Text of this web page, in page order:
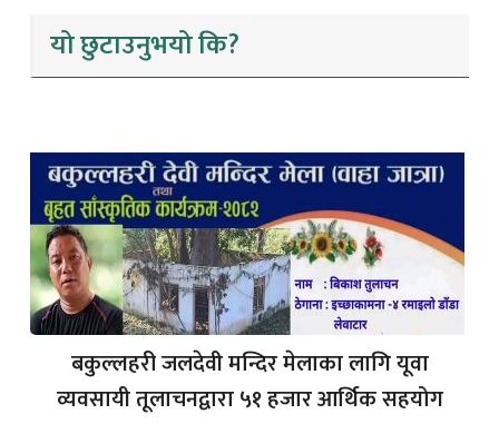
यो छुटाउनुभयो कि?
बकुल्लहरी जलदेवी मन्दिर मेलाका लागि यूवा
व्यवसायी तूलाचनद्वारा ५१ हजार आर्थिक सहयोग